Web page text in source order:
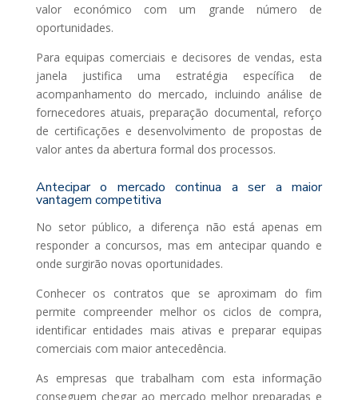
valor económico com um grande número de
oportunidades.
Para equipas comerciais e decisores de vendas, esta
janela justifica uma estratégia específica de
acompanhamento do mercado, incluindo análise de
fornecedores atuais, preparação documental, reforço
de certificações e desenvolvimento de propostas de
valor antes da abertura formal dos processos.
Antecipar o mercado continua a ser a maior
vantagem competitiva
No setor público, a diferença não está apenas em
responder a concursos, mas em antecipar quando e
onde surgirão novas oportunidades.
Conhecer os contratos que se aproximam do fim
permite compreender melhor os ciclos de compra,
identificar entidades mais ativas e preparar equipas
comerciais com maior antecedência.
As empresas que trabalham com esta informação
conseguem chegar ao mercado melhor preparadas e